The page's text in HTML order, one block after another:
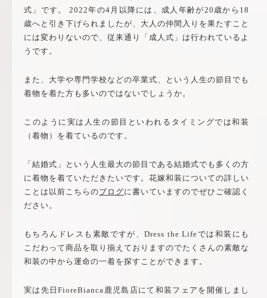
式」です。 2022年の4月以降には、成人年齢が20歳から18
歳へと引き下げられましたが、大人の仲間入りを果たすこと
には変わりないので、従来通り「成人式」は行われているよ
うです。
また、大学や専門学校などの卒業式、という人生の節目でも
着物を着た方も多いのではないでしょうか。
このように実は人生の節目といわれるタイミングでは和装
（着物）を着ているのです。
「結婚式」という人生最大の節目である結婚式でも多くの方
に着物を着ていただきたいです。花嫁和装についての詳しい
ことは以前こちらのブログに書いていますのでぜひご確認く
ださい。
もちろんドレスも素敵ですが、Dress the Lifeでは和装にも
こだわって商品を取り揃えておりますのでたくさんの素敵な
和装の中から運命の一着を探すことができます。
実は先日FioreBianca鹿児島店にて和装フェアを開催しまし